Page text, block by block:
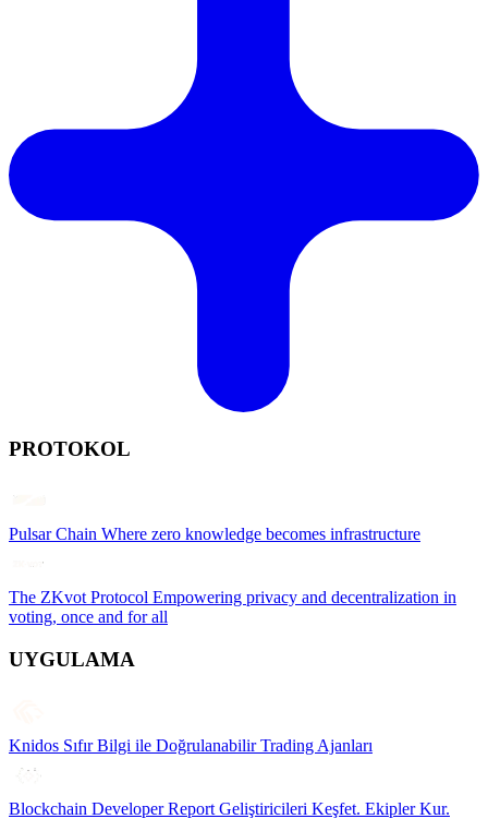
PROTOKOL
Pulsar Chain Where zero knowledge becomes infrastructure
The ZKvot Protocol Empowering privacy and decentralization in
voting, once and for all
UYGULAMA
Knidos Sıfır Bilgi ile Doğrulanabilir Trading Ajanları
Blockchain Developer Report Geliştiricileri Keşfet. Ekipler Kur.